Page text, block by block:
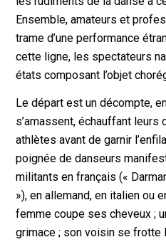
Ensemble, amateurs et
trame d’une performance
cette ligne, les spectateurs
états composant l’objet
Le départ est un décompte,
s’amassent, échauffant leurs
athlètes avant de garnir
poignée de danseurs
militants en français («
»), en allemand, en italien ou
femme coupe ses cheveux ;
grimace ; son voisin se frotte